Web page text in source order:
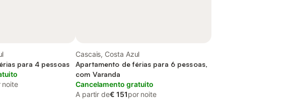
para 4 pessoas
noite
Cascais, Costa Azul
Apartamento de férias para 6 pessoas,
com Varanda
Cancelamento gratuito
A partir de€ 151por noite